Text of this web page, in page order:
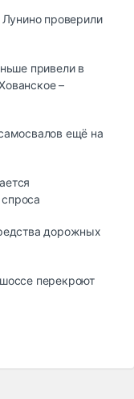
проверили
привели в
–
ещё на
дорожных
перекроют